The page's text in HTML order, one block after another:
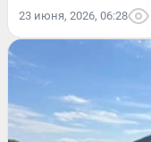
23 июня, 2026, 06:28